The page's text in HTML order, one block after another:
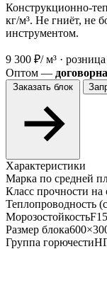
Конструкционно-
кг/м³. Не гниёт, не
инструментом.
9 300 ₽/ м³ · розница
Оптом —
Характеристики
Марка по средней
Класс прочности на
Теплопроводность
Морозостойкость
Размер блока
Группа горючести